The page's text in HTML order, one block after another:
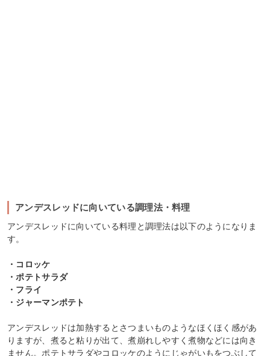
アンデスレッドに向いている調理法・料理
アンデスレッドに向いている料理と調理法は以下のようになりま
す。
・コロッケ
・ポテトサラダ
・フライ
・ジャーマンポテト
アンデスレッドは加熱するとさつまいものようなほくほく感があ
りますが、煮ると粘りが出て、煮崩れしやすく煮物などには向き
ません。ポテトサラダやコロッケのようにじゃがいもをつぶして